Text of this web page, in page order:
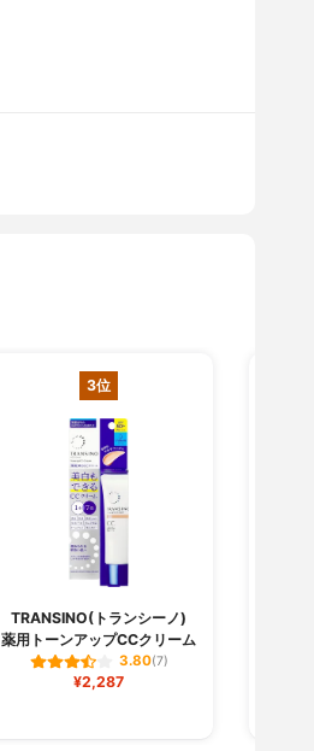
3位
TRANSINO(トランシーノ)
薬用トーンアップCCクリーム
3.80(7)
¥2,287